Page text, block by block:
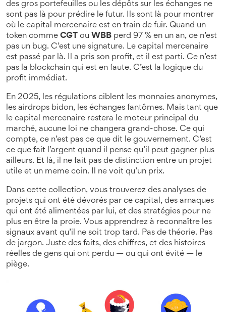
des gros portefeuilles ou les dépôts sur les échanges ne
sont pas là pour prédire le futur. Ils sont là pour montrer
où le capital mercenaire est en train de fuir. Quand un
token comme CGT ou WBB perd 97 % en un an, ce n’est
pas un bug. C’est une signature. Le capital mercenaire
est passé par là. Il a pris son profit, et il est parti. Ce n’est
pas la blockchain qui est en faute. C’est la logique du
profit immédiat.
En 2025, les régulations ciblent les monnaies anonymes,
les airdrops bidon, les échanges fantômes. Mais tant que
le capital mercenaire restera le moteur principal du
marché, aucune loi ne changera grand-chose. Ce qui
compte, ce n’est pas ce que dit le gouvernement. C’est
ce que fait l’argent quand il pense qu’il peut gagner plus
ailleurs. Et là, il ne fait pas de distinction entre un projet
utile et un meme coin. Il ne voit qu’un prix.
Dans cette collection, vous trouverez des analyses de
projets qui ont été dévorés par ce capital, des arnaques
qui ont été alimentées par lui, et des stratégies pour ne
plus en être la proie. Vous apprendrez à reconnaître les
signaux avant qu’il ne soit trop tard. Pas de théorie. Pas
de jargon. Juste des faits, des chiffres, et des histoires
réelles de gens qui ont perdu — ou qui ont évité — le
piège.